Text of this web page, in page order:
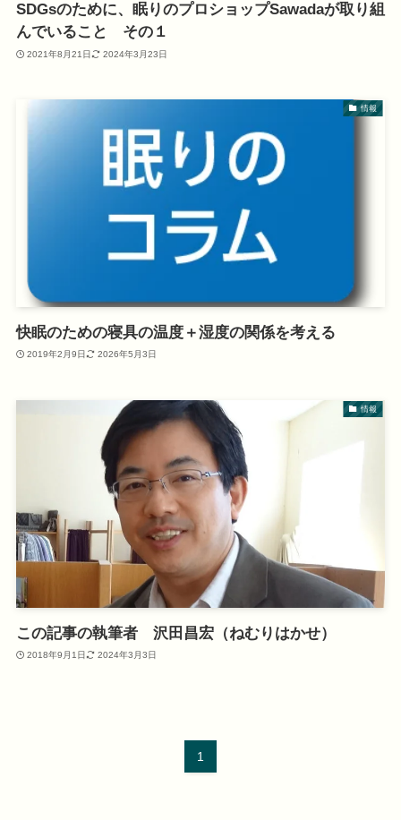
SDGsのために、眠りのプロショップSawadaが取り組
んでいること その１
2021年8月21日 2024年3月23日
情報
快眠のための寝具の温度＋湿度の関係を考える
2019年2月9日 2026年5月3日
情報
この記事の執筆者 沢田昌宏（ねむりはかせ）
2018年9月1日 2024年3月3日
1